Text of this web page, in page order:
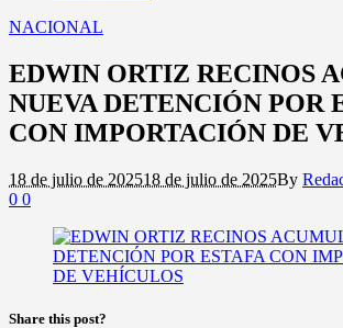
NACIONAL
EDWIN ORTIZ RECINOS
NUEVA DETENCIÓN POR
CON IMPORTACIÓN DE
18 de julio de 202518 de julio de 2025By
0 0
Share this post?